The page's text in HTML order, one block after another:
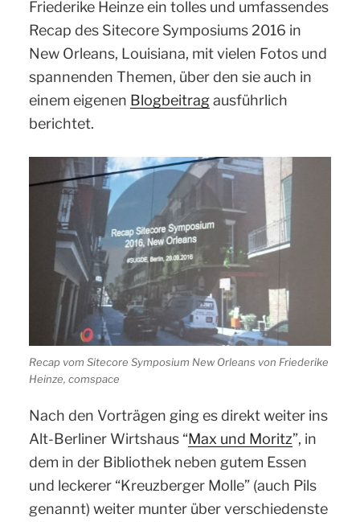
Friederike Heinze ein tolles und umfassendes
Recap des Sitecore Symposiums 2016 in
New Orleans, Louisiana, mit vielen Fotos und
spannenden Themen, über den sie auch in
einem eigenen Blogbeitragausführlich
berichtet.
Recap vom Sitecore Symposium New Orleans von Friederike
Heinze, comspace
Nach den Vorträgen ging es direkt weiter ins
Alt-Berliner Wirtshaus “Max und Moritz”, in
dem in der Bibliothek neben gutem Essen
und leckerer “Kreuzberger Molle” (auch Pils
genannt) weiter munter über verschiedenste